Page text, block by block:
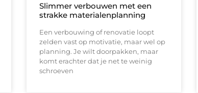
Slimmer verbouwen met een
strakke materialenplanning
Een verbouwing of renovatie loopt
zelden vast op motivatie, maar wel op
planning. Je wilt doorpakken, maar
komt erachter dat je net te weinig
schroeven